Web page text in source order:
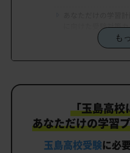
に向けた受験対策
学習効果をしっか
イドカリキュラム」
カリキュラムや料金
い
も
「玉島高校
あなただけの学習
玉島高校受験に必